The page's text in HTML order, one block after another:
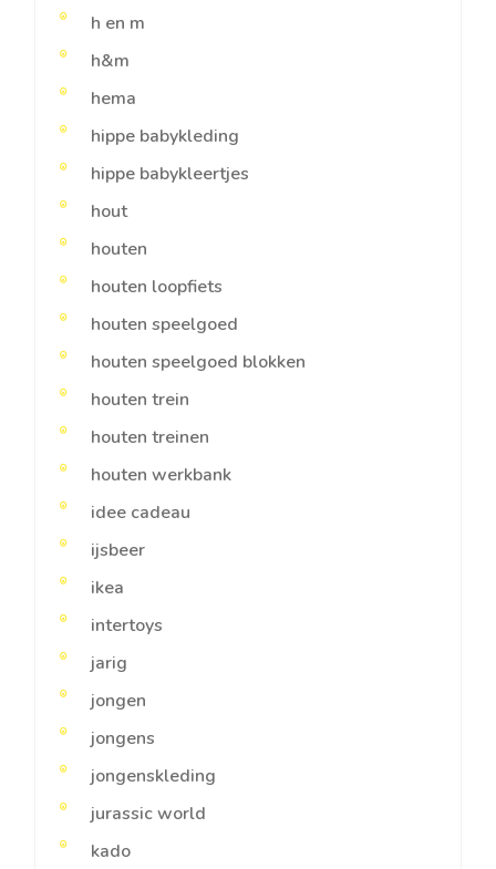
h en m
h&m
hema
hippe babykleding
hippe babykleertjes
hout
houten
houten loopfiets
houten speelgoed
houten speelgoed blokken
houten trein
houten treinen
houten werkbank
idee cadeau
ijsbeer
ikea
intertoys
jarig
jongen
jongens
jongenskleding
jurassic world
kado